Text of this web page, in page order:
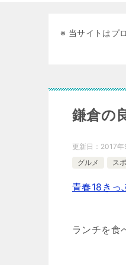
※ 当サイトはプ
鎌倉の
更新日： 2017年
グルメ
ス
青春18きっ
ランチを食